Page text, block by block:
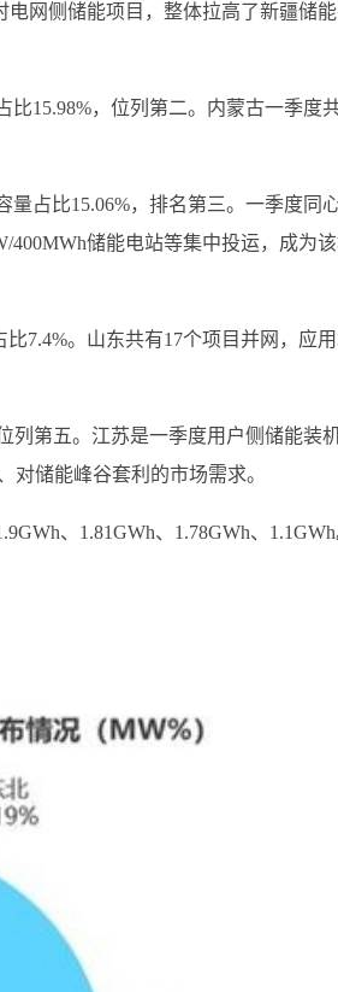
网侧储能项目，整体拉高了新疆储
比15.98%，位列第二。内蒙古一季度
量占比15.06%，排名第三。一季度同
400MWh储能电站等集中投运，成为
7.4%。山东共有17个项目并网，应
列第五。江苏是一季度用户侧储能装
对储能峰谷套利的市场需求。
、1.81GWh、1.78GWh、